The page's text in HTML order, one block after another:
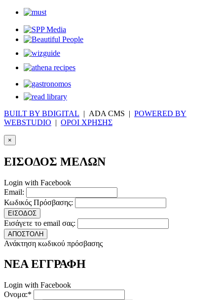
BUILT BY BDIGITAL | ADA CMS | POWERED BY
WEBSTUDIO | ΟΡΟΙ ΧΡΗΣΗΣ
×
ΕΙΣΟΔΟΣ ΜΕΛΩΝ
Login with Facebook
Email:
Κωδικός Πρόσβασης:
ΕΙΣΟΔΟΣ
Εισάγετε το email σας:
ΑΠΟΣΤΟΛΗ
Ανάκτηση κωδικού πρόσβασης
ΝΕΑ ΕΓΓΡΑΦΗ
Login with Facebook
Ονομα:*